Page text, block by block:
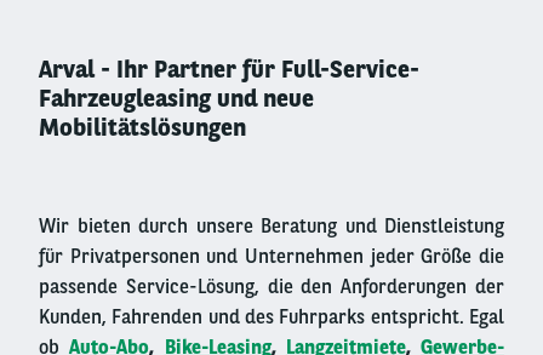
Arval - Ihr Partner für Full-Service-
Fahrzeugleasing und neue
Mobilitätslösungen
Wir bieten durch unsere Beratung und Dienstleistung
für Privatpersonen und Unternehmen jeder Größe die
passende Service-Lösung, die den Anforderungen der
Kunden, Fahrenden und des Fuhrparks entspricht. Egal
obAuto-Abo, Bike-Leasing, Langzeitmiete, Gewerbe-